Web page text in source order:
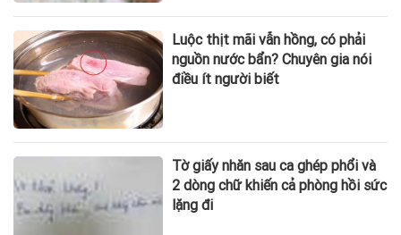
Luộc thịt mãi vẫn hồng, có phải
nguồn nước bẩn? Chuyên gia nói
điều ít người biết
Tờ giấy nhăn sau ca ghép phổi và
2 dòng chữ khiến cả phòng hồi sức
lặng đi